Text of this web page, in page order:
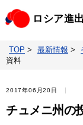
ロシア進
TOP
ビジネスニュースクリ
TOP > 最新情報 >
資料
2017年06月20日
チュメニ州の